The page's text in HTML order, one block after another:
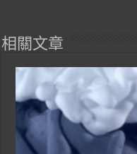
相關文章